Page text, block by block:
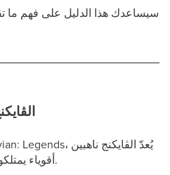
سيساعدك هذا الدليل على فهم ما
أقوياء يمتلكون مشاةً قوية وفرسانًا فعّالين.